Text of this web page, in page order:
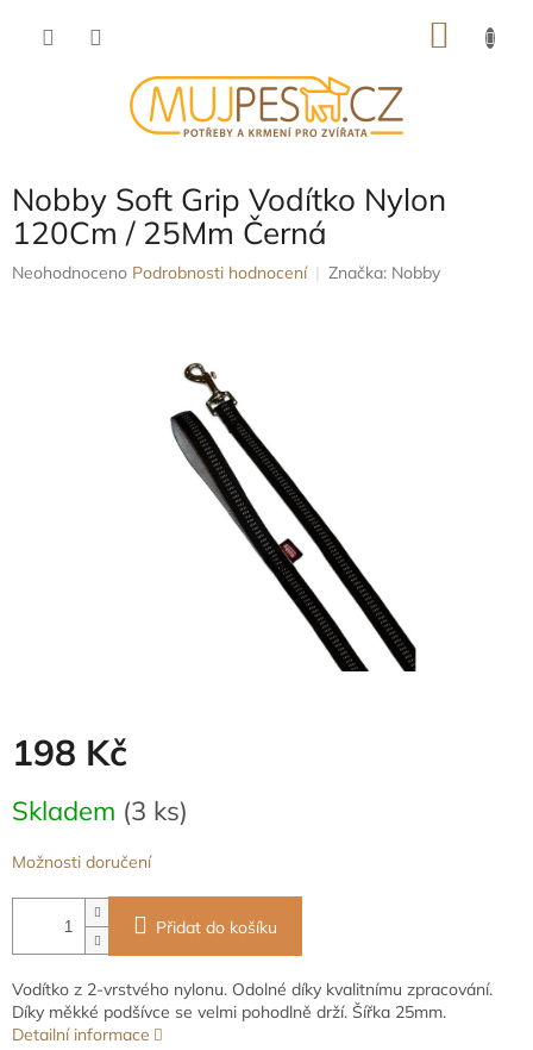
Nobby Soft Grip Vodítko Nylon
120Cm / 25Mm Černá
Průměrné
Neohodnoceno Podrobnosti hodnocení Značka: Nobby
198 Kč
cena:
Skladem (3 ks)
Možnosti doručení
Přidat do košíku
Vodítko z 2-vrstvého nylonu. Odolné díky kvalitnímu zpracování.
Díky měkké podšívce se velmi pohodlně drží. Šířka 25mm.
Detailní informace